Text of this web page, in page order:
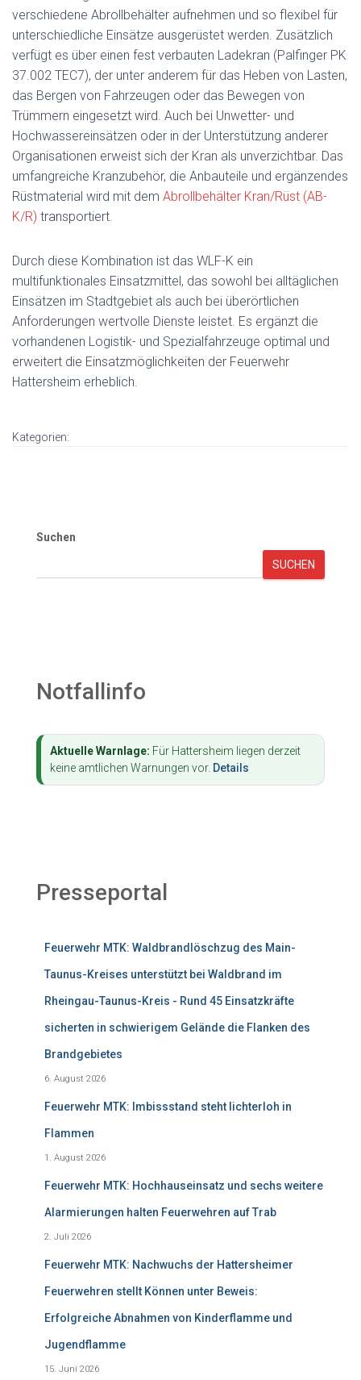
verschiedene Abrollbehälter aufnehmen und so flexibel für
unterschiedliche Einsätze ausgerüstet werden. Zusätzlich
verfügt es über einen fest verbauten Ladekran (Palfinger PK
37.002 TEC7), der unter anderem für das Heben von Lasten,
das Bergen von Fahrzeugen oder das Bewegen von
Trümmern eingesetzt wird. Auch bei Unwetter- und
Hochwassereinsätzen oder in der Unterstützung anderer
Organisationen erweist sich der Kran als unverzichtbar. Das
umfangreiche Kranzubehör, die Anbauteile und ergänzendes
Rüstmaterial wird mit dem Abrollbehälter Kran/Rüst (AB-
K/R) transportiert.
Durch diese Kombination ist das WLF-K ein
multifunktionales Einsatzmittel, das sowohl bei alltäglichen
Einsätzen im Stadtgebiet als auch bei überörtlichen
Anforderungen wertvolle Dienste leistet. Es ergänzt die
vorhandenen Logistik- und Spezialfahrzeuge optimal und
erweitert die Einsatzmöglichkeiten der Feuerwehr
Hattersheim erheblich.
Kategorien:
Suchen
SUCHEN
Notfallinfo
Aktuelle Warnlage: Für Hattersheim liegen derzeit
keine amtlichen Warnungen vor. Details
Presseportal
Feuerwehr MTK: Waldbrandlöschzug des Main-
Taunus-Kreises unterstützt bei Waldbrand im
Rheingau-Taunus-Kreis - Rund 45 Einsatzkräfte
sicherten in schwierigem Gelände die Flanken des
Brandgebietes
6. August 2026
Feuerwehr MTK: Imbissstand steht lichterloh in
Flammen
1. August 2026
Feuerwehr MTK: Hochhauseinsatz und sechs weitere
Alarmierungen halten Feuerwehren auf Trab
2. Juli 2026
Feuerwehr MTK: Nachwuchs der Hattersheimer
Feuerwehren stellt Können unter Beweis:
Erfolgreiche Abnahmen von Kinderflamme und
Jugendflamme
15. Juni 2026